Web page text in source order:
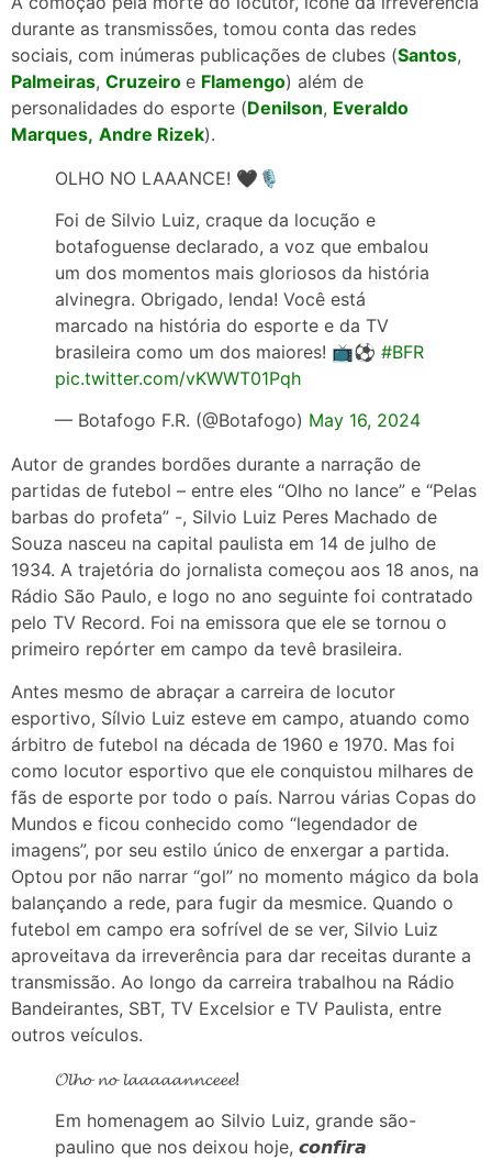
durante as transmissões, tomou conta das redes
sociais, com inúmeras publicações de clubes (Santos,
Palmeiras, Cruzeiro e Flamengo) além de
personalidades do esporte (Denilson, Everaldo
Marques, Andre Rizek).
OLHO NO LAAANCE! 🖤🎙️
Foi de Silvio Luiz, craque da locução e
botafoguense declarado, a voz que embalou
um dos momentos mais gloriosos da história
alvinegra. Obrigado, lenda! Você está
marcado na história do esporte e da TV
brasileira como um dos maiores! 📺⚽️ #BFR
pic.twitter.com/vKWWT01Pqh
— Botafogo F.R. (@Botafogo) May 16, 2024
Autor de grandes bordões durante a narração de
partidas de futebol – entre eles “Olho no lance” e “Pelas
barbas do profeta” -, Silvio Luiz Peres Machado de
Souza nasceu na capital paulista em 14 de julho de
1934. A trajetória do jornalista começou aos 18 anos, na
Rádio São Paulo, e logo no ano seguinte foi contratado
pelo TV Record. Foi na emissora que ele se tornou o
primeiro repórter em campo da tevê brasileira.
Antes mesmo de abraçar a carreira de locutor
esportivo, Sílvio Luiz esteve em campo, atuando como
árbitro de futebol na década de 1960 e 1970. Mas foi
como locutor esportivo que ele conquistou milhares de
fãs de esporte por todo o país. Narrou várias Copas do
Mundos e ficou conhecido como “legendador de
imagens”, por seu estilo único de enxergar a partida.
Optou por não narrar “gol” no momento mágico da bola
balançando a rede, para fugir da mesmice. Quando o
futebol em campo era sofrível de se ver, Silvio Luiz
aproveitava da irreverência para dar receitas durante a
transmissão. Ao longo da carreira trabalhou na Rádio
Bandeirantes, SBT, TV Excelsior e TV Paulista, entre
outros veículos.
𝓞𝓵𝓱𝓸 𝓷𝓸 𝓵𝓪𝓪𝓪𝓪𝓪𝓷𝓷𝓬𝓮𝓮𝓮!
Em homenagem ao Silvio Luiz, grande são-
paulino que nos deixou hoje, 𝙘𝙤𝙣𝙛𝙞𝙧𝙖